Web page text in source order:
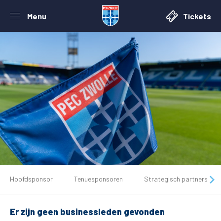
Menu Tickets
Tickets
Matchdays
Hoofdsponsor Tenuesponsoren Strategisch partners
Er zijn geen businessleden gevonden